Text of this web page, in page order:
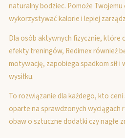
naturalny bodziec. Pomoże Twojemu
wykorzystywać kalorie i lepiej
Dla osób aktywnych fizycznie, które
efekty treningów, Redimex również
motywację, zapobiega spadkom sił i
wysiłku.
To rozwiązanie dla każdego, kto
oparte na sprawdzonych wyciągach
obaw o sztuczne dodatki czy nagłe